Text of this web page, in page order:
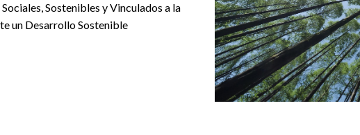
Sostenibles y Vinculados a la
un Desarrollo Sostenible